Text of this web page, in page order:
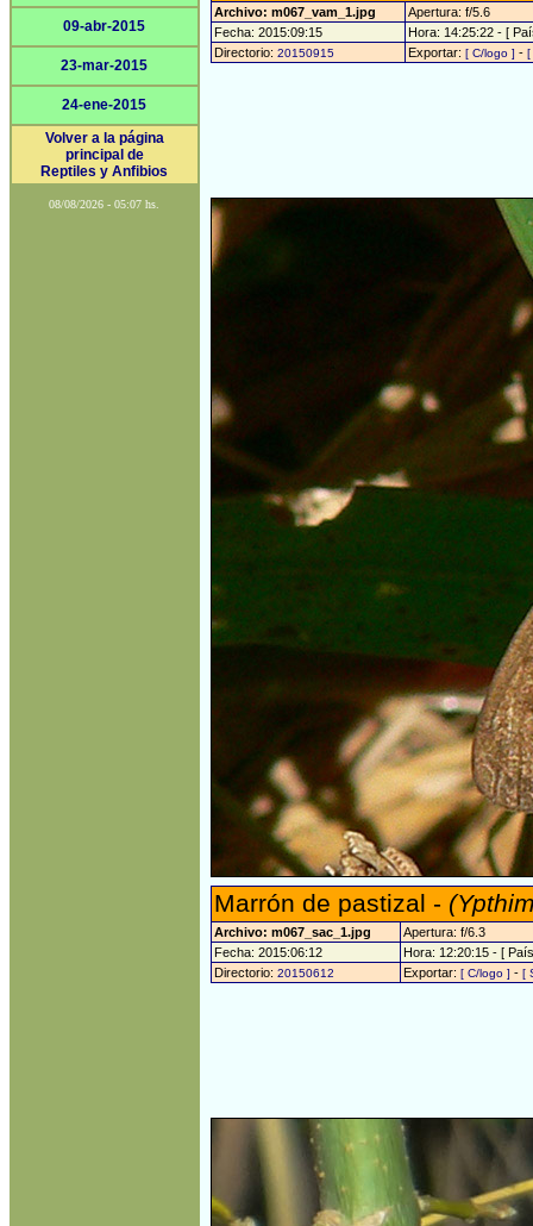
09-abr-2015
23-mar-2015
24-ene-2015
Volver a la página
principal de
Reptiles y Anfibios
08/08/2026 - 05:07 hs.
Archivo: m067_vam_1.jpg
Apertura: f/5.6
Fecha: 2015:09:15
Hora: 14:25:22 - [
Directorio: 20150915 Exportar: [ C/logo ] - [
Marrón de pastizal -
Archivo: m067_sac_1.jpg
Apertura: f/6.3
Fecha: 2015:06:12
Hora: 12:20:15 - [
Directorio: 20150612 Exportar: [ C/logo ] - [